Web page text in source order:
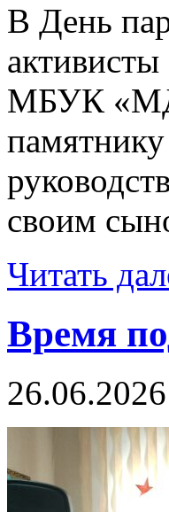
В День
МБУК
своим
Читать
Время
26.06.2026